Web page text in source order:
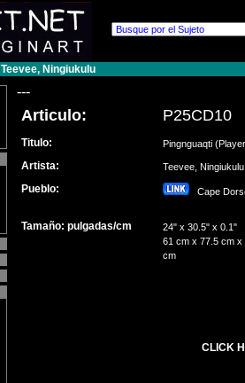
Teevee, Ningiukulu
---
Articulo: P25CD10
Titulo: Pingnguaqti
Artista: Teevee,
Pueblo: Cape
Tamaño: pulgadas/cm
24" x 30.5" x 0.1"
61 cm x 77.5 cm x
cm
CLICK